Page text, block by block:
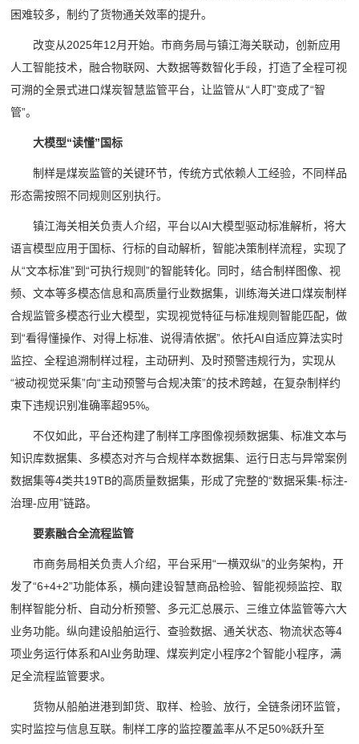
困难较多，制约了货物通关效率的提升。
改变从2025年12月开始。市商务局与镇江海关联动，创新应用
人工智能技术，融合物联网、大数据等数智化手段，打造了全程可视
可溯的全景式进口煤炭智慧监管平台，让监管从“人盯”变成了“智
管”。
大模型“读懂”国标
制样是煤炭监管的关键环节，传统方式依赖人工经验，不同样品
形态需按照不同规则区别执行。
镇江海关相关负责人介绍，平台以AI大模型驱动标准解析，将大
语言模型应用于国标、行标的自动解析，智能决策制样流程，实现了
从“文本标准”到“可执行规则”的智能转化。同时，结合制样图像、视
频、文本等多模态信息和高质量行业数据集，训练海关进口煤炭制样
合规监管多模态行业大模型，实现视觉特征与标准规则智能匹配，做
到“看得懂操作、对得上标准、说得清依据”。依托AI自适应算法实时
监控、全程追溯制样过程，主动研判、及时预警违规行为，实现从
“被动视觉采集”向“主动预警与合规决策”的技术跨越，在复杂制样约
束下违规识别准确率超95%。
不仅如此，平台还构建了制样工序图像视频数据集、标准文本与
知识库数据集、多模态对齐与合规样本数据集、运行日志与异常案例
数据集等4类共19TB的高质量数据集，形成了完整的“数据采集-标注-
治理-应用”链路。
要素融合全流程监管
市商务局相关负责人介绍，平台采用“一横双纵”的业务架构，开
发了“6+4+2”功能体系，横向建设智慧商品检验、智能视频监控、取
制样智能分析、自动分析预警、多元汇总展示、三维立体监管等六大
业务功能。纵向建设船舶运行、查验数据、通关状态、物流状态等4
项业务运行体系和AI业务助理、煤炭判定小程序2个智能小程序，满
足全流程监管要求。
货物从船舶进港到卸货、取样、检验、放行，全链条闭环监管，
实时监控与信息互联。制样工序的监控覆盖率从不足50%跃升至